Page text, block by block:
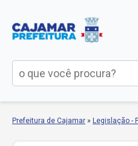
Prefeitura de Cajamar » Legislação -